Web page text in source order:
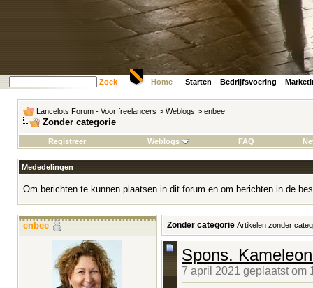
Zoek Home Starten Bedrijfsvoering
Lancelots Forum - Voor freelancers > Weblogs > enbee
Zonder categorie
Registreer Weblogs FAQ
Mededelingen
Om berichten te kunnen plaatsen in dit forum en om berichten in de
Zonder categorie Artikelen zonder
Spons.
7 april 2021 geplaatst om
enbee